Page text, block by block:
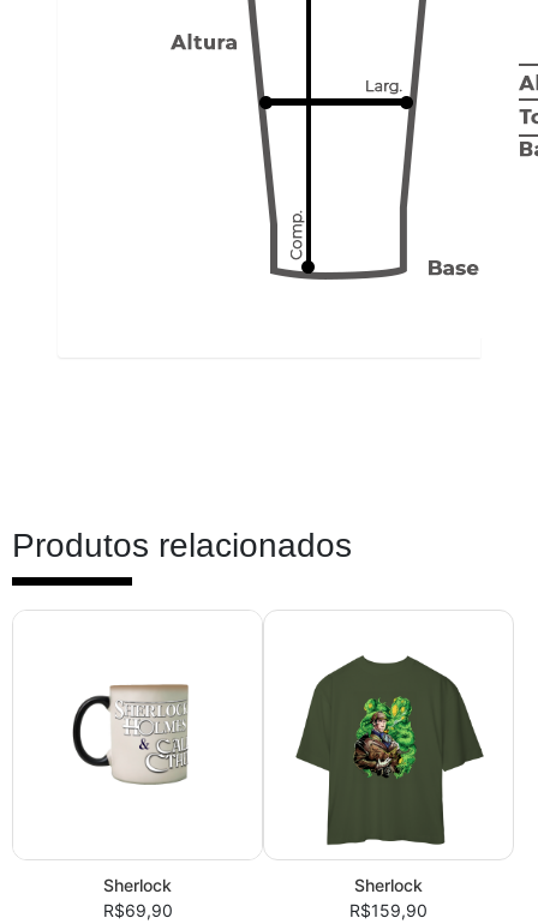
Produtos relacionados
Sherlock
R$69,90
Sherlock
R$159,90